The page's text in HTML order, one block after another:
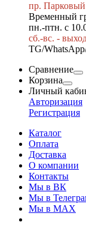
пр. Парковый
Временный
пн.-птн. с
сб.-вс. -
TG/
Сравнение
Корзина
Личный
Авторизация
Регистрация
Каталог
Оплата
Доставка
О компании
Контакты
Мы в ВК
Мы в
Мы в МAX